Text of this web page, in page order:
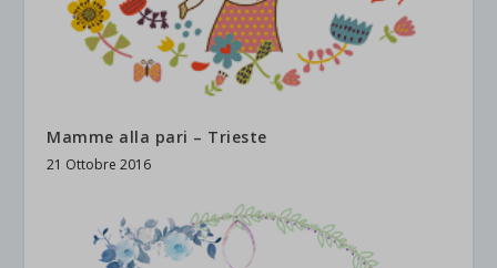
Mamme alla pari – Trieste
21 Ottobre 2016